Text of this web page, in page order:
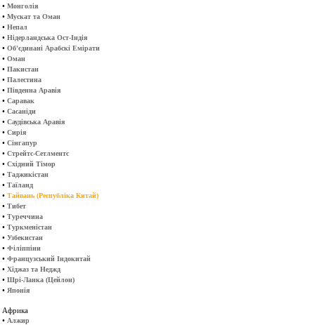
• Монголія
• Мускат та Оман
• Непал
• Нідерландська Ост-Індія
• Об'єдинані Арабскі Емірати
• Оман
• Пакистан
• Палестина
• Південна Аравія
• Саравак
• Сасаніди
• Саудівська Аравія
• Сирія
• Сінгапур
• Стрейтс-Сетлментс
• Східний Тімор
• Таджикістан
• Таїланд
• Тайвань (Республіка Китай)
• Тибет
• Туреччина
• Туркменістан
• Узбекистан
• Філіппіни
• Французський Індокитай
• Хіджаз та Неджд
• Шрі-Ланка (Цейлон)
• Японія
Африка
• Алжир